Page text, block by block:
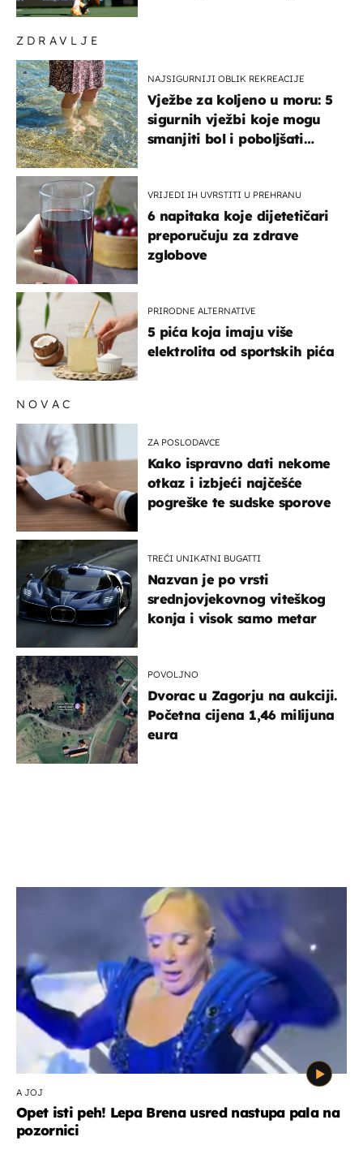
ZDRAVLJE
NAJSIGURNIJI OBLIK REKREACIJE
Vježbe za koljeno u moru: 5
sigurnih vježbi koje mogu
smanjiti bol i poboljšati
VRIJEDI IH UVRSTITI U PREHRANU
6 napitaka koje dijetetičari
preporučuju za zdrave
zglobove
PRIRODNE ALTERNATIVE
5 pića koja imaju više
elektrolita od sportskih pića
NOVAC
ZA POSLODAVCE
Kako ispravno dati nekome
otkaz i izbjeći najčešće
pogreške te sudske sporove
TREĆI UNIKATNI BUGATTI
Nazvan je po vrsti
srednjovjekovnog viteškog
konja i visok samo metar
POVOLJNO
Dvorac u Zagorju na aukciji.
Početna cijena 1,46 milijuna
eura
A JOJ
Opet isti peh! Lepa Brena usred nastupa pala na
pozornici